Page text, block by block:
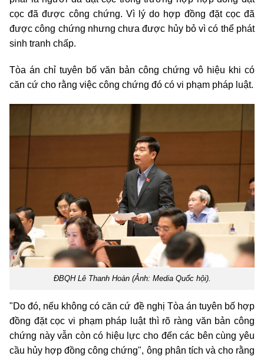
cọc đã được công chứng. Vì lý do hợp đồng đặt cọc đã
được công chứng nhưng chưa được hủy bỏ vì có thể phát
sinh tranh chấp.
Tòa án chỉ tuyên bố văn bản công chứng vô hiệu khi có
căn cứ cho rằng việc công chứng đó có vi phạm pháp luật.
ĐBQH Lê Thanh Hoàn (Ảnh: Media Quốc hội).
"Do đó, nếu không có căn cứ đề nghị Tòa án tuyên bố hợp
đồng đặt cọc vi phạm pháp luật thì rõ ràng văn bản công
chứng này vẫn còn có hiệu lực cho đến các bên cùng yêu
cầu hủy hợp đồng công chứng", ông phân tích và cho rằng